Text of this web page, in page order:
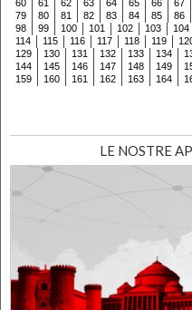
60 61 62 63 64 65 66 67
79
80 81 82 83 84 85 86
98
99 100 101 102 103 104
114
115 116 117 118 119
129
130 131 132 133 134
144
145 146 147 148 149
159
160 161 162 163 164
LE NOSTRE